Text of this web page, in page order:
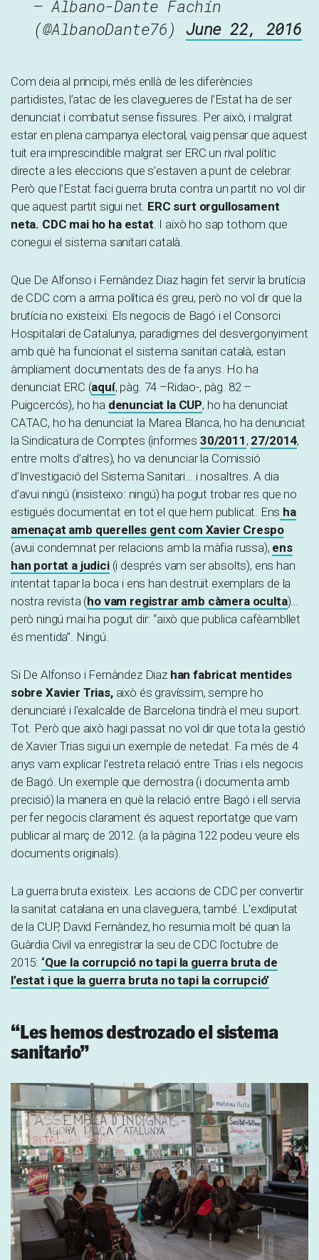
— Albano-Dante Fachín
(@AlbanoDante76) June 22, 2016
Com deia al principi, més enllà de les diferències
partidistes, l’atac de les clavegueres de l’Estat ha de ser
denunciat i combatut sense fissures. Per això, i malgrat
estar en plena campanya electoral, vaig pensar que aquest
tuit era imprescindible malgrat ser ERC un rival polític
directe a les eleccions que s’estaven a punt de celebrar.
Però que l’Estat faci guerra bruta contra un partit no vol dir
que aquest partit sigui net. ERC surt orgullosament
neta. CDC mai ho ha estat. I això ho sap tothom que
conegui el sistema sanitari català.
Que De Alfonso i Fernàndez Diaz hagin fet servir la brutícia
de CDC com a arma política és greu, però no vol dir que la
brutícia no existeixi. Els negocis de Bagó i el Consorci
Hospitalari de Catalunya, paradigmes del desvergonyiment
amb què ha funcionat el sistema sanitari català, estan
àmpliament documentats des de fa anys. Ho ha
denunciat ERC (aquí, pàg. 74 –Ridao-, pàg. 82 –
Puigcercós), ho ha denunciat la CUP, ho ha denunciat
CATAC, ho ha denunciat la Marea Blanca, ho ha denunciat
la Sindicatura de Comptes (informes 30/2011 , 27/2014,
entre molts d’altres), ho va denunciar la Comissió
d’Investigació del Sistema Sanitari… i nosaltres. A dia
d’avui ningú (insisteixo: ningú) ha pogut trobar res que no
estigués documentat en tot el que hem publicat. Ens ha
amenaçat amb querelles gent com Xavier Crespo
(avui condemnat per relacions amb la màfia russa), ens
han portat a judici(i després vam ser absolts), ens han
intentat tapar la boca i ens han destruït exemplars de la
nostra revista (ho vam registrar amb càmera oculta)…
però ningú mai ha pogut dir: “això que publica cafèambllet
és mentida”. Ningú.
Si De Alfonso i Fernàndez Diaz han fabricat mentides
sobre Xavier Trias,això és gravíssim, sempre ho
denunciaré i l’exalcalde de Barcelona tindrà el meu suport.
Tot. Però que això hagi passat no vol dir que tota la gestió
de Xavier Trias sigui un exemple de netedat. Fa més de 4
anys vam explicar l’estreta relació entre Trias i els negocis
de Bagó. Un exemple que demostra (i documenta amb
precisió) la manera en què la relació entre Bagó i ell servia
per fer negocis clarament és aquest reportatge que vam
publicar al març de 2012. (a la pàgina 122 podeu veure els
documents originals).
La guerra bruta existeix. Les accions de CDC per convertir
la sanitat catalana en una claveguera, també. L’exdiputat
de la CUP, David Fernàndez, ho resumia molt bé quan la
Guàrdia Civil va enregistrar la seu de CDC l’octubre de
2015: ‘Que la corrupció no tapi la guerra bruta de
l’estat i que la guerra bruta no tapi la corrupció’
“Les hemos destrozado el sistema
sanitario”